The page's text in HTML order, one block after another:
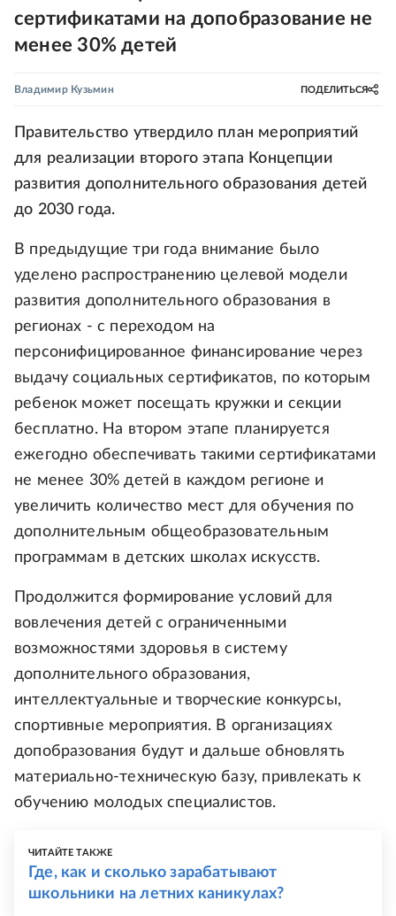
сертификатами на допобразование не
менее 30% детей
Владимир Кузьмин ПОДЕЛИТЬСЯ
Правительство утвердило план мероприятий
для реализации второго этапа Концепции
развития дополнительного образования детей
до 2030 года.
В предыдущие три года внимание было
уделено распространению целевой модели
развития дополнительного образования в
регионах - с переходом на
персонифицированное финансирование через
выдачу социальных сертификатов, по которым
ребенок может посещать кружки и секции
бесплатно. На втором этапе планируется
ежегодно обеспечивать такими сертификатами
не менее 30% детей в каждом регионе и
увеличить количество мест для обучения по
дополнительным общеобразовательным
программам в детских школах искусств.
Продолжится формирование условий для
вовлечения детей с ограниченными
возможностями здоровья в систему
дополнительного образования,
интеллектуальные и творческие конкурсы,
спортивные мероприятия. В организациях
допобразования будут и дальше обновлять
материально-техническую базу, привлекать к
обучению молодых специалистов.
ЧИТАЙТЕ ТАКЖЕ
Где, как и сколько зарабатывают
школьники на летних каникулах?